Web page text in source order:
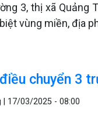
3, thị xã Quảng
vùng miền, địa
chuyển 3
17/03/2025 - 08:00